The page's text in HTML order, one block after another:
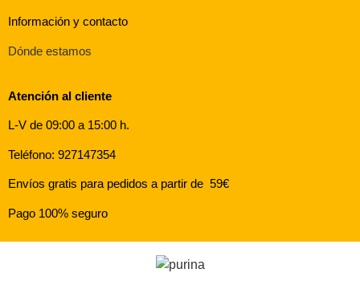
Información y contacto
Dónde estamos
Atención al cliente
L-V de 09:00 a 15:00 h.
Teléfono: 927147354
Envíos gratis para pedidos a partir de 59€
Pago 100% seguro